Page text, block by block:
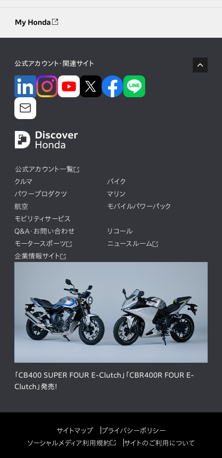
My Honda
公式アカウント・関連サイト
公式アカウント一覧
クルマ
バイク
パワープロダクツ
マリン
航空
モバイルパワーパック
モビリティサービス
Q&A・お問い合わせ
リコール
モータースポーツ
ニュースルーム
企業情報サイト
「CB400 SUPER FOUR E-Clutch」「CBR400R FOUR E-
Clutch」発売！
サイトマップ
プライバシーポリシー
ソーシャルメディア利用規約
サイトのご利用について